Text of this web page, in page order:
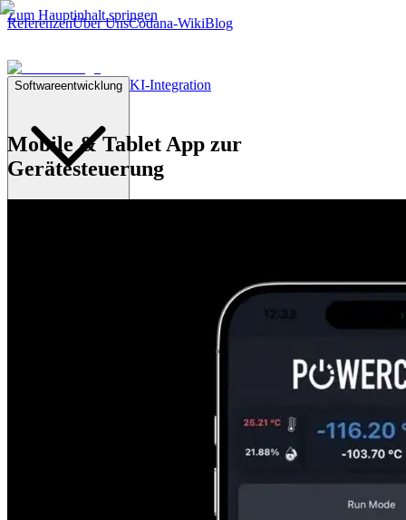
Zum Hauptinhalt springen
ReferenzenÜber UnsCodana-WikiBlog
Softwareentwicklung KI-Integration
Mobile & Tablet App zur
Gerätesteuerung